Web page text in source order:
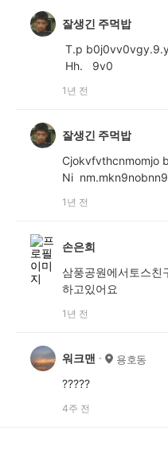
잘생긴 주먹밥
T.p
Hh. 9v0
1년 전
잘생긴 주먹밥
Cjokvfvthcnmomjo
Ni
1년 전
손은희
삼풍공원에서토스친
하고있어요
1년 전
워크맨 용호동
?????
4주 전